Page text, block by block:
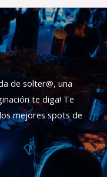
de solter@, una
te diga! Te
mejores spots de